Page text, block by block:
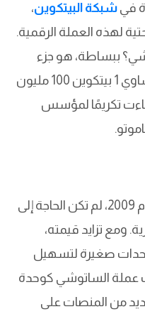
في شبكة البيتكوين،
لهذه العملة الرقمية.
ببساطة، هو جزء
صغير جدًا من البيتكوين، حيث يساوي 1 بيتكوين 100 مليون
تكريمًا لمؤسس
عندما تم إطلاق البيتكوين في عام 2009، لم تكن الحاجة إلى
ومع تزايد قيمته،
وحدات صغيرة لتسهيل
عملة الساتوشي كوحدة
من المنصات على